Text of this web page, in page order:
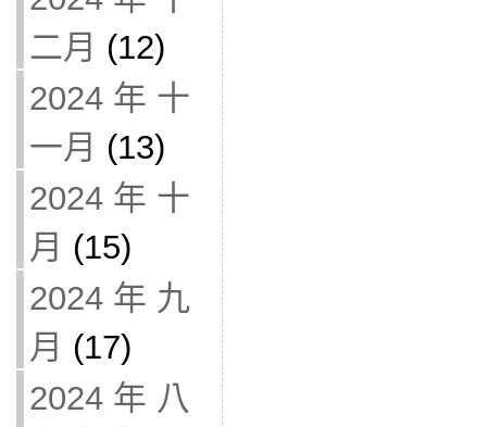
二月 (12)
2024 年 十
一月 (13)
2024 年 十
月 (15)
2024 年 九
月 (17)
2024 年 八